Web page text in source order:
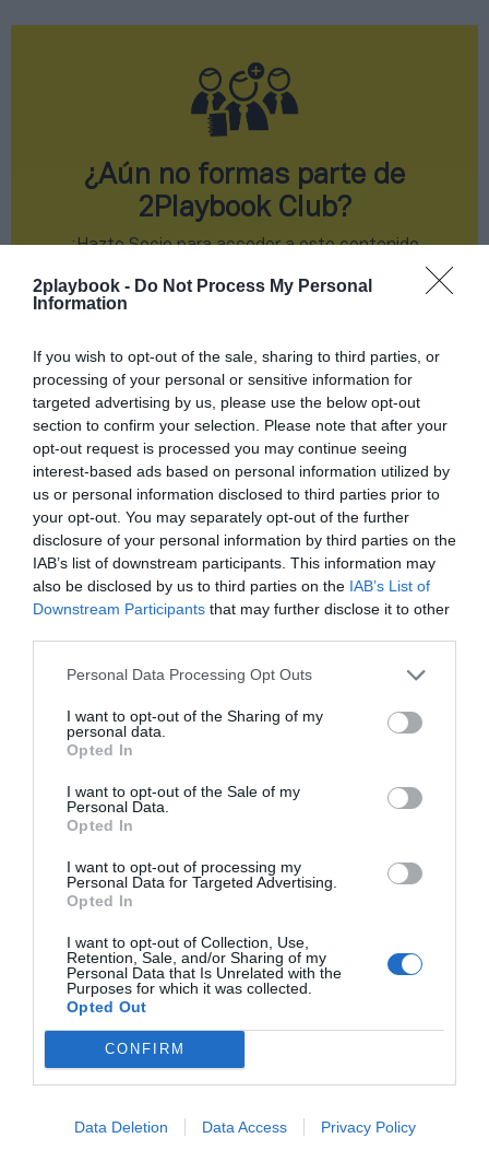
2playbook - Do Not Process My Personal
Information
If you wish to opt-out of the sale, sharing to third parties, or
processing of your personal or sensitive information for
targeted advertising by us, please use the below opt-out
section to confirm your selection. Please note that after your
opt-out request is processed you may continue seeing
interest-based ads based on personal information utilized by
us or personal information disclosed to third parties prior to
your opt-out. You may separately opt-out of the further
disclosure of your personal information by third parties on the
IAB’s list of downstream participants. This information may
also be disclosed by us to third parties on the IAB’s List of
Downstream Participants that may further disclose it to other
Personal Data Processing Opt Outs
I want to opt-out of the Sharing of my
personal data.
Opted In
I want to opt-out of the Sale of my
Personal Data.
Opted In
I want to opt-out of processing my
Personal Data for Targeted Advertising.
Opted In
I want to opt-out of Collection, Use,
Retention, Sale, and/or Sharing of my
Personal Data that Is Unrelated with the
Purposes for which it was collected.
Opted Out
CONFIRM
Data Deletion Data Access Privacy Policy
Índex2P
LaLiga
¿Aún no formas parte de
2Playbook Club?
¡Hazte Socio para acceder a este contenido
¡Suscríbete!
Compartir
Imprimir
Publicidad
2Playbook Club
y eventos para Socios!​​​​​​​